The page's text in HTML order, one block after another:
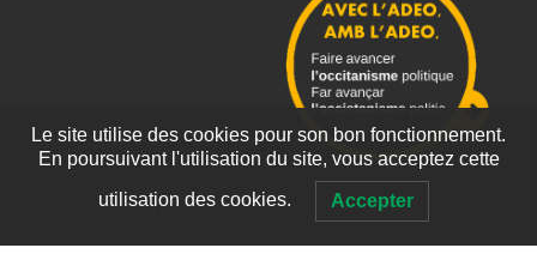
Adeo- Tous droits réservés.
Le site utilise des cookies pour son bon fonctionnement.
En poursuivant l'utilisation du site, vous acceptez cette
utilisation des cookies. Accepter